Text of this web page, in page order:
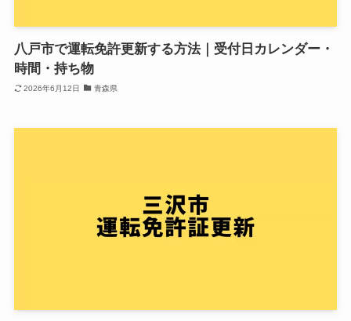
八戸市で運転免許更新する方法｜受付日カレンダー・
時間・持ち物
2026年6月12日 青森県